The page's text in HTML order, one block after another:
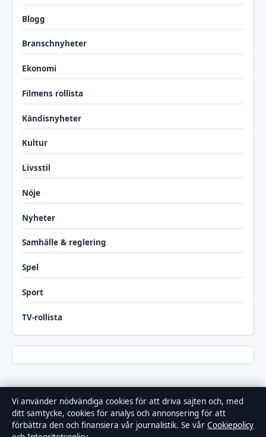
Blogg
Branschnyheter
Ekonomi
Filmens rollista
Kändisnyheter
Kultur
Livsstil
Nöje
Nyheter
Samhälle & reglering
Spel
Sport
TV-rollista
Vi använder nödvändiga cookies för att driva sajten och, med
ditt samtycke, cookies för analys och annonsering för att
förbättra den och finansiera vår journalistik. Se vår Cookiepolicy